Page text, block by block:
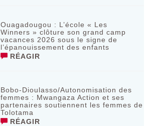
Ouagadougou : L’école « Les
Winners » clôture son grand camp
vacances 2026 sous le signe de
l’épanouissement des enfants
RÉAGIR
Bobo-Dioulasso/Autonomisation des
femmes : Mwangaza Action et ses
partenaires soutiennent les femmes de
Tolotama
RÉAGIR